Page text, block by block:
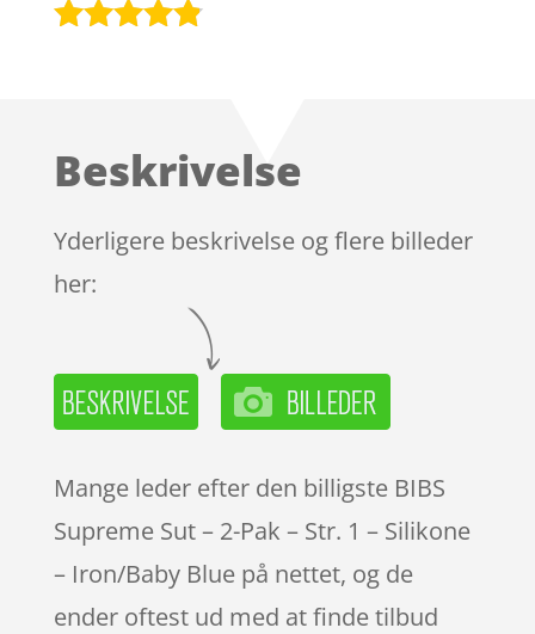
kundebedø
Beskrivelse
Yderligere beskrivelse og flere billeder
her:
Mange leder efter den billigste BIBS
Supreme Sut – 2-Pak – Str. 1 – Silikone
– Iron/Baby Blue på nettet, og de
ender oftest ud med at finde tilbud